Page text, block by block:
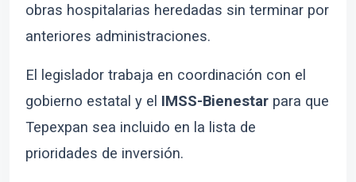
obras hospitalarias heredadas sin terminar por
anteriores administraciones.
El legislador trabaja en coordinación con el
gobierno estatal y el IMSS-Bienestar para que
Tepexpan sea incluido en la lista de
prioridades de inversión.